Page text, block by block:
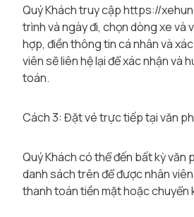
Quý Khách truy cậphttps://
trình và ngày đi, chọn dòng xe và
hợp, điền thông tin cá nhân và
viên sẽ liên hệ lại để xác nhận và
toán.
Cách 3: Đặt vé trực tiếp tại văn
Quý Khách có thể đến bất kỳ văn
danh sách trên để được nhân
thanh toán tiền mặt hoặc chuyển